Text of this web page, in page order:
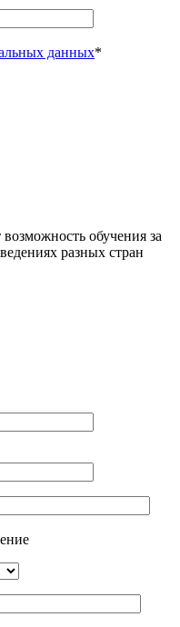
данных*
обучения за
разных стран